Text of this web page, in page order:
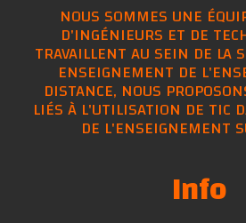
NOUS SOMMES UNE
D'INGÉNIEURS ET DE
TRAVAILLENT AU SEIN DE LA
ENSEIGNEMENT DE
DISTANCE, NOUS
LIÉS À L'UTILISATION DE TIC
DE L'ENSEIGNEMENT
Info